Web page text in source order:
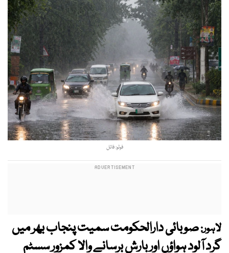
فوٹو: فائل
لاہور:صوبائی دارالحکومت سمیت پنجاب بھر میں
گرد آلود ہواؤں اور بارش برسانے والا کمزور سسٹم